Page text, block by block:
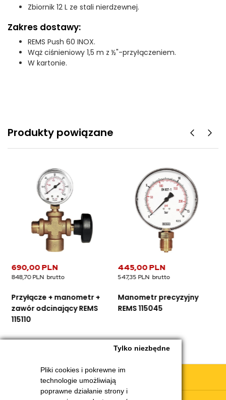
Pliki cookies i pokrewne im
technologie umożliwiają
poprawne działanie strony i
Tylko niezbędne
Zbiornik 12 L ze stali nierdzewnej.
Zakres dostawy:
REMS Push 60 INOX.
Wąż ciśnieniowy 1,5 m z ½"-przyłączeniem.
W kartonie.
Produkty powiązane
Przyłącze + manometr +
zawór odcinający REMS
115110
690,00 PLN
848,70 PLN
Manometr precyzyjny
REMS 115045
445,00 PLN
547,35 PLN
Obsługa klienta